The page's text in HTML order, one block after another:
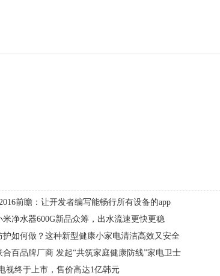
前瞻：让开发者编写能畅行所有设备的app
米净水器600G新品众筹，出水流速更快更稳
护如何做？这种新型健康小家电清洁高效又安全
合百品牌厂商 发起“共筑家庭健康防线”家电卫士
视终于上市，售价高达1亿韩元